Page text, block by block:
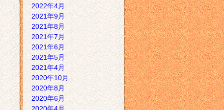
2022年4月
2021年9月
2021年8月
2021年7月
2021年6月
2021年5月
2021年4月
2020年10月
2020年8月
2020年6月